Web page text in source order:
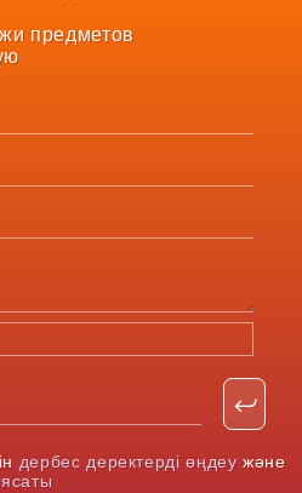
предметов
дербес деректерді өңдеу және